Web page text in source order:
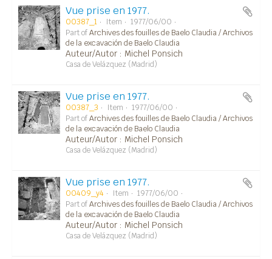
Vue prise en 1977.
00387_1 Item
1977/06/00
Part ofArchives des fouilles de Baelo Claudia / Archivos
de la excavación de Baelo Claudia
Auteur/Autor : Michel Ponsich
Casa de Velázquez (Madrid)
Vue prise en 1977.
00387_3 Item
1977/06/00
Part ofArchives des fouilles de Baelo Claudia / Archivos
de la excavación de Baelo Claudia
Auteur/Autor : Michel Ponsich
Casa de Velázquez (Madrid)
Vue prise en 1977.
00409_y4 Item
1977/06/00
Part ofArchives des fouilles de Baelo Claudia / Archivos
de la excavación de Baelo Claudia
Auteur/Autor : Michel Ponsich
Casa de Velázquez (Madrid)